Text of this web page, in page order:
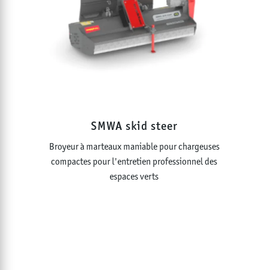
SMWA skid steer
Broyeur à marteaux maniable pour chargeuses
compactes pour l'entretien professionnel des
espaces verts